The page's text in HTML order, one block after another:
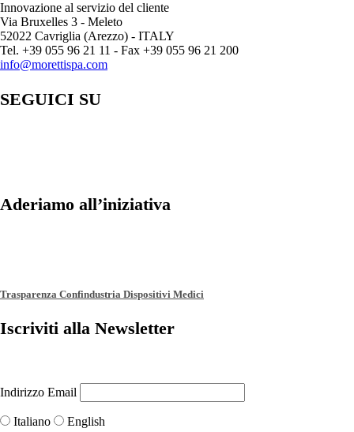
Innovazione al servizio del cliente
Via Bruxelles 3 - Meleto
52022 Cavriglia (Arezzo) - ITALY
Tel. +39 055 96 21 11 - Fax +39 055 96 21 200
info@morettispa.com
SEGUICI SU
Aderiamo all’iniziativa
Trasparenza Confindustria Dispositivi Medici
Iscriviti alla Newsletter
Indirizzo Email
Italiano English